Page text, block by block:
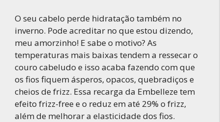
O seu cabelo perde hidratação também no
inverno. Pode acreditar no que estou dizendo,
meu amorzinho! E sabe o motivo? As
temperaturas mais baixas tendem a ressecar o
couro cabeludo e isso acaba fazendo com que
os fios fiquem ásperos, opacos, quebradiços e
cheios de frizz. Essa recarga da Embelleze tem
efeito frizz-free e o reduz em até 29% o frizz,
além de melhorar a elasticidade dos fios.